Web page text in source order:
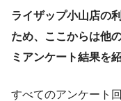
ライザップ小山店の
ため、ここからは他
ミアンケート結果を
すべてのアンケート